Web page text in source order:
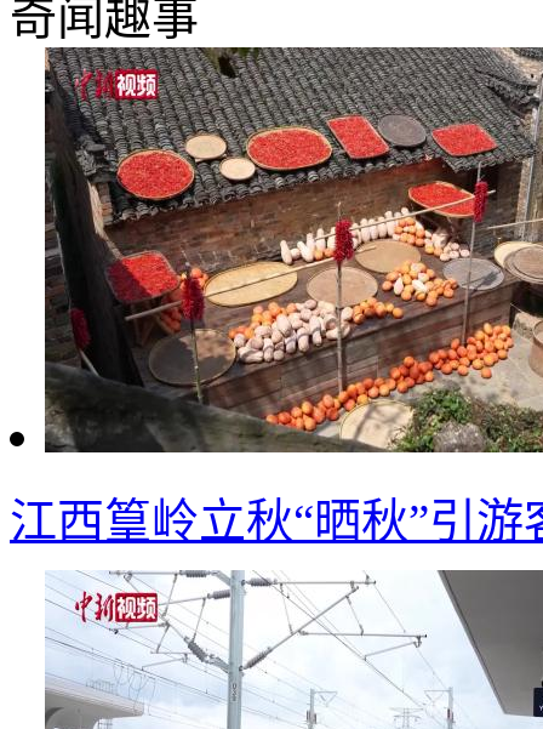
奇闻趣事
江西篁岭立秋“晒秋”引游